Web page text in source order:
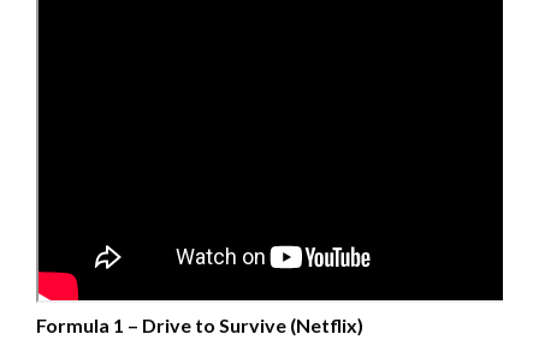
Formula 1 – Drive to Survive (Netflix)